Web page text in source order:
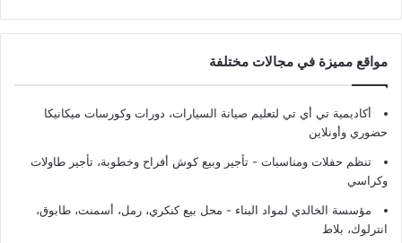
مواقع مميزة في مجالات مختلفة
أكاديمية تي أي تي لتعليم صيانة السيارات، دورات وكورسات ميكانيكا
حضوري وأونلاين
تنظم حفلات ومناسبات - تأجير وبيع كوش أفراح وخطوبة، تأجير طاولات
وكراسي
مؤسسة الخالدي لمواد البناء - محل بيع كنكري، رمل، أسمنت، طابوق،
انترلوك، بلاط